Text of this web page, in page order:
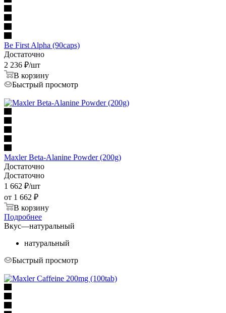
Be First Alpha (90caps)
Достаточно
2 236 ₽/шт
В корзину
Быстрый просмотр
Maxler Beta-Alanine Powder (200g)
Достаточно
Достаточно
1 662 ₽/шт
от 1 662 ₽
В корзину
Подробнее
Вкус—натуральный
натуральный
Быстрый просмотр